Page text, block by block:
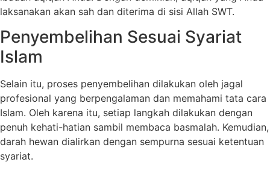
laksanakan akan sah dan diterima di sisi Allah SWT.
Penyembelihan Sesuai Syariat
Islam
Selain itu, proses penyembelihan dilakukan oleh jagal
profesional yang berpengalaman dan memahami tata cara
Islam. Oleh karena itu, setiap langkah dilakukan dengan
penuh kehati-hatian sambil membaca basmalah. Kemudian,
darah hewan dialirkan dengan sempurna sesuai ketentuan
syariat.